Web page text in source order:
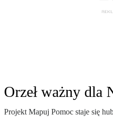
Orzeł ważny dla
Projekt Mapuj Pomoc staje się